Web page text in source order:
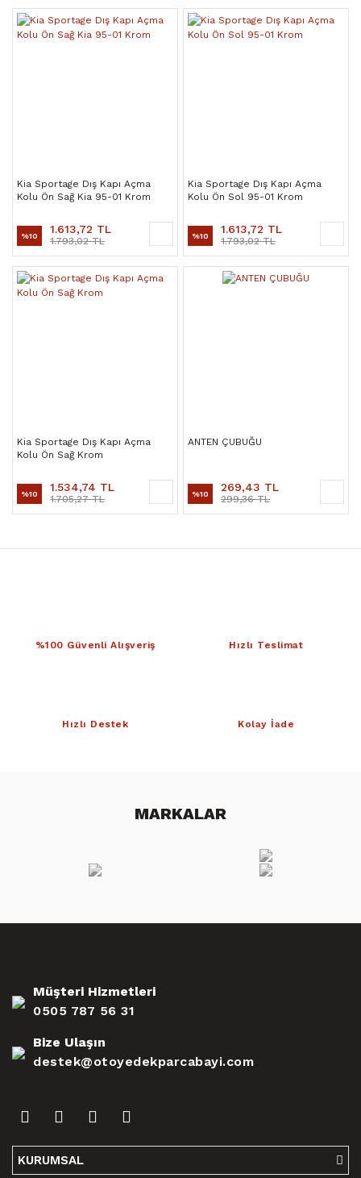
Kia Sportage Dış Kapı Açma
Kolu Ön Sağ Kia 95-01 Krom
%10 1.613,72 TL
1.793,02 TL
Kia Sportage Dış Kapı Açma
Kolu Ön Sol 95-01 Krom
%10 1.613,72 TL
1.793,02 TL
Kia Sportage Dış Kapı Açma
Kolu Ön Sağ Krom
%10 1.534,74 TL
1.705,27 TL
ANTEN ÇUBUĞU
%10 269,43 TL
299,36 TL
%100 Güvenli Alışveriş Hızlı Teslimat
Hızlı Destek Kolay İade
MARKALAR
Müşteri Hizmetleri
0505 787 56 31
Bize Ulaşın
destek@otoyedekparcabayi.com
KURUMSAL